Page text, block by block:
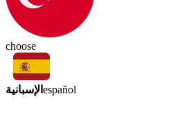
choose
الإسبانية español